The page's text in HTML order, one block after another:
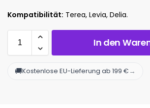
Kompatibilität: Terea, Levia, Delia.
In den
🚚Kostenlose EU-Lieferung ab 199 € →